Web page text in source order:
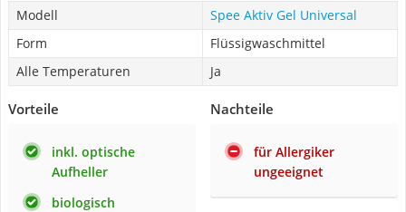
Modell
Spee Aktiv Gel Universal
Form
Flüssigwaschmittel
Alle Temperaturen
Ja
Vorteile
inkl. optische
Aufheller
biologisch
Nachteile
für Allergiker
ungeeignet